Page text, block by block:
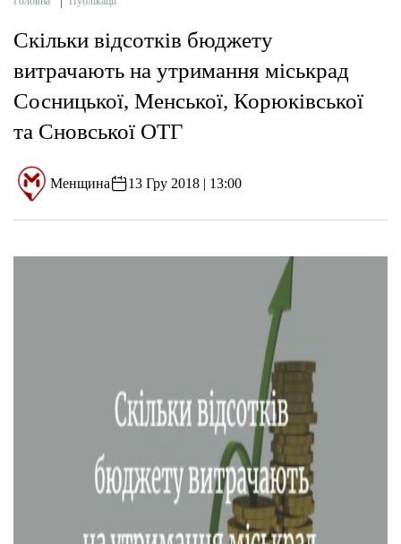
Скільки відсотків бюджету
витрачають на утримання міськрад
Сосницької, Менської, Корюківської
та Сновської ОТГ
Менщина 13 Гру 2018 | 13:00